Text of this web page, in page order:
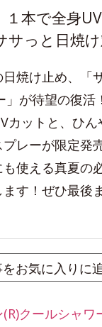
１本で全身
サっと日焼
焼け止め、「
」が待望の復活
カットと、ひ
レーが限定発
使える真夏の
す！ぜひ最後
お気に入りに
クールシャワ